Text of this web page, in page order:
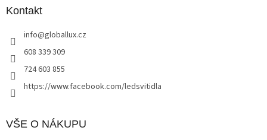
y
Kontakt
info@globallux.cz
608 339 309
724 603 855
https://www.facebook.com/ledsvitidla
VŠE O NÁKUPU